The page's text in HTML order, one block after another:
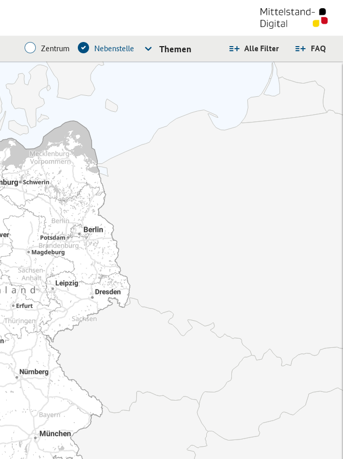
FAQ
Alle Filter
Zentrum Nebenstelle Themen